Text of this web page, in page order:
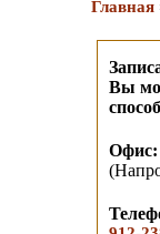
Главная
Вы
Офис: